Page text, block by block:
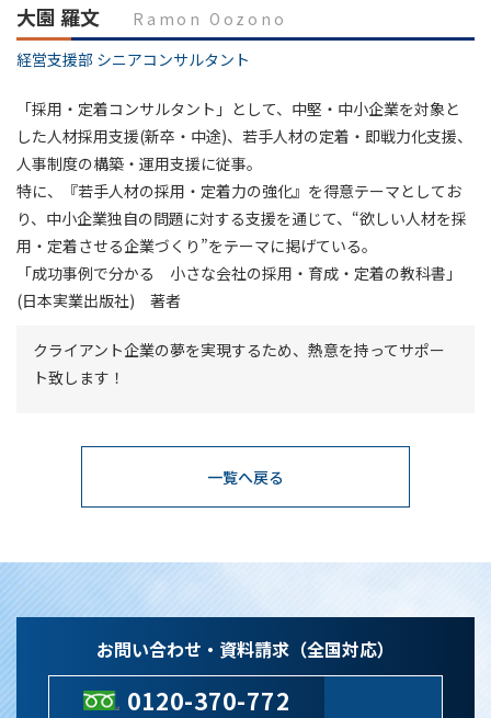
大園 羅文
Ramon Oozono
経営支援部 シニアコンサルタント
「採用・定着コンサルタント」として、中堅・中小企業を対象と
した人材採用支援(新卒・中途)、若手人材の定着・即戦力化支援、
人事制度の構築・運用支援に従事。
特に、『若手人材の採用・定着力の強化』を得意テーマとしてお
り、中小企業独自の問題に対する支援を通じて、“欲しい人材を採
用・定着させる企業づくり”をテーマに掲げている。
「成功事例で分かる 小さな会社の採用・育成・定着の教科書」
(日本実業出版社) 著者
クライアント企業の夢を実現するため、熱意を持ってサポー
ト致します！
一覧へ戻る
お問い合わせ・資料請求（全国対応）
0120-370-772